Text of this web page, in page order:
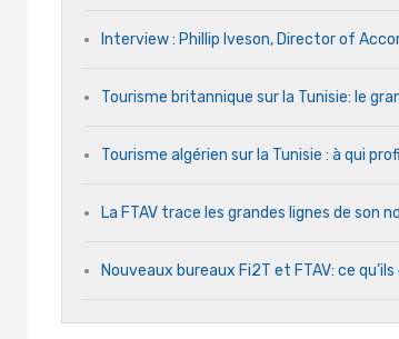
Interview : Phillip Iveson, Director of
Tourisme britannique sur la Tunisie: le
Tourisme algérien sur la Tunisie : à qui
La FTAV trace les grandes lignes de
Nouveaux bureaux Fi2T et FTAV: ce